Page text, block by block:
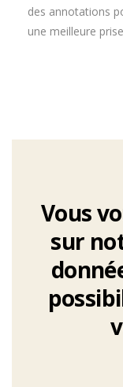
des annotations
une meilleure
Vous
sur